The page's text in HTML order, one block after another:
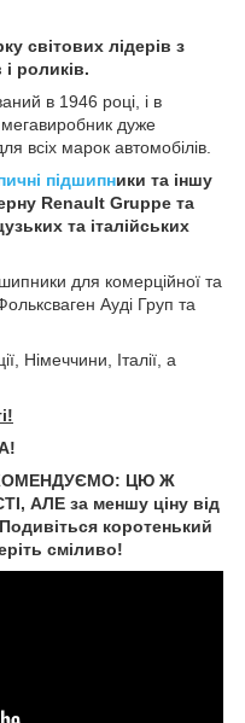
світових лідерів з
роликів.
в 1946 році, і в
дуже
всіх марок автомобілів.
підшипники та іншу
Renault Gruppe та
та італійських
для комерційної та
Ауді Груп та
Німеччини, Італії, а
ЦЮ Ж
АЛЕ за меншу ціну від
коротенький
сміливо!